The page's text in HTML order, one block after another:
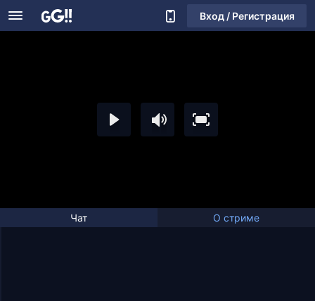
Вход / Регистрация
Чат О стриме